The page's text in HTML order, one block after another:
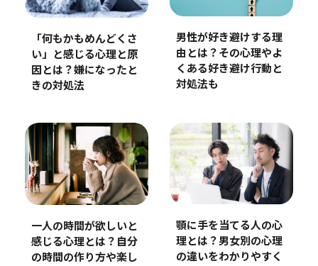
「何もかもめんどくさ
い」と感じる心理と原
因とは？嫌になったと
きの対処法
男性が好き避けする理
由とは？その心理やよ
くある好き避け行動と
対処法も
一人の時間が欲しいと
感じる心理とは？自分
の時間の作り方や楽し
顎に手を当てる人の心
理とは？男女別の心理
の違いをわかりやすく